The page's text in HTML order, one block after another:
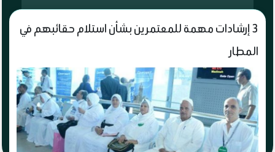
3 إرشادات مهمة للمعتمرين بشأن استلام حقائبهم في
المطار